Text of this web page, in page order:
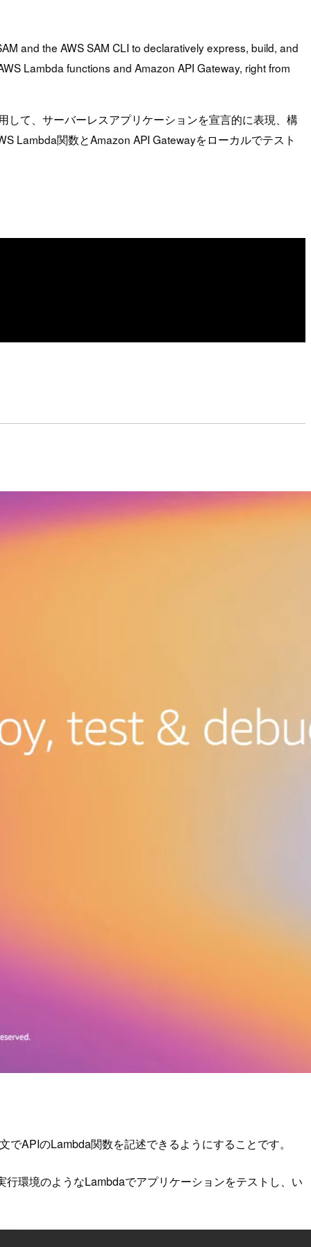
and the AWS SAM CLI to declaratively express, build, and
Lambda functions and Amazon API Gateway, right from
して、サーバーレスアプリケーションを宣言的に表現、構
Lambda関数とAmazon API Gatewayをローカルでテスト
APIのLambda関数を記述できるようにすることです。
環境のようなLambdaでアプリケーションをテストし、い